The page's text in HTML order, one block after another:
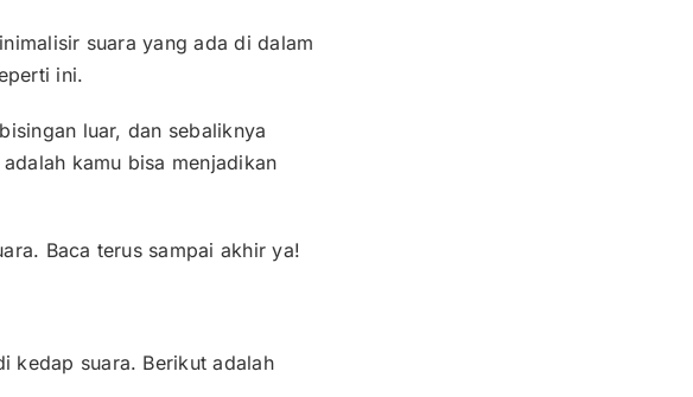
suara yang ada di dalam
ini.
luar, dan sebaliknya
kamu bisa menjadikan
Baca terus sampai akhir ya!
kedap suara. Berikut adalah